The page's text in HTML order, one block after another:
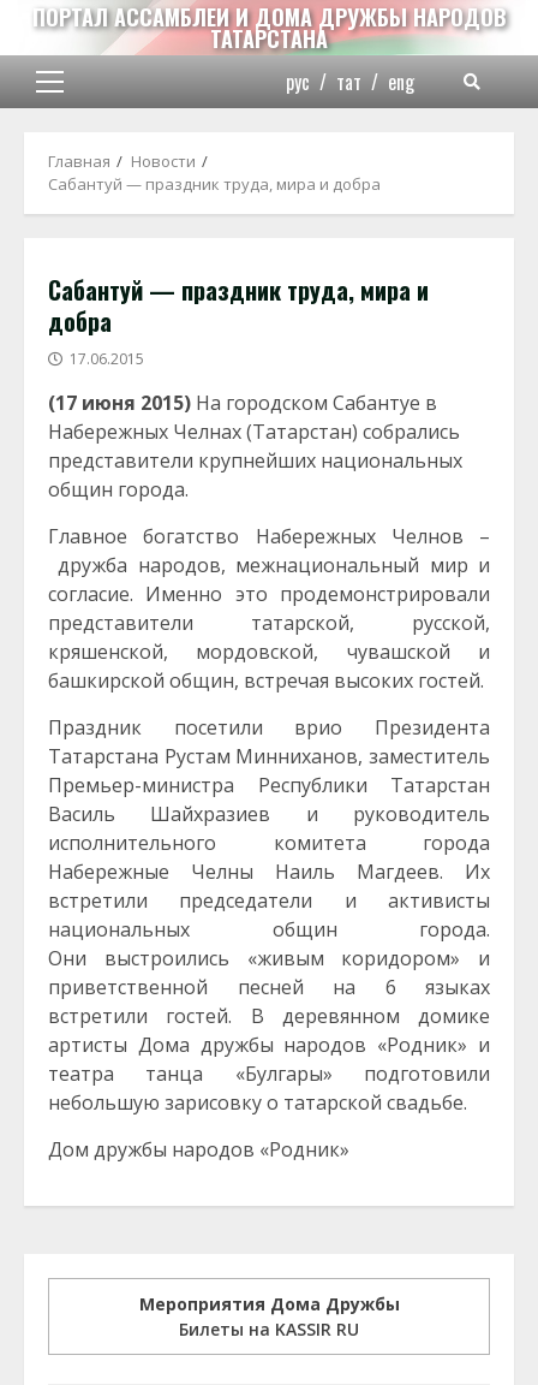
Перейти
содержимому
ПОРТАЛ АССАМБЛЕИ И ДОМА ДРУЖБЫ НАРОДОВ
ТАТАРСТАНА
Основное
рус / тат / eng
Главная
Новости
Сабантуй — праздник труда, мира и добра
Сабантуй — праздник труда, мира и
добра
17.06.2015
(17 июня 2015) На городском Сабантуе в
Набережных Челнах (Татарстан) собрались
представители крупнейших национальных
общин города.
Главное богатство Набережных Челнов –
дружба народов, межнациональный мир и
согласие. Именно это продемонстрировали
представители татарской, русской,
кряшенской, мордовской, чувашской и
башкирской общин, встречая высоких гостей.
Праздник посетили врио Президента
Татарстана Рустам Минниханов, заместитель
Премьер-министра Республики Татарстан
Василь Шайхразиев и руководитель
исполнительного комитета города
Набережные Челны Наиль Магдеев. Их
встретили председатели и активисты
национальных общин города.
Они выстроились «живым коридором» и
приветственной песней на 6 языках
встретили гостей. В деревянном домике
артисты Дома дружбы народов «Родник» и
театра танца «Булгары» подготовили
небольшую зарисовку о татарской свадьбе.
Дом дружбы народов «Родник»
Мероприятия Дома Дружбы
Билеты на KASSIR RU